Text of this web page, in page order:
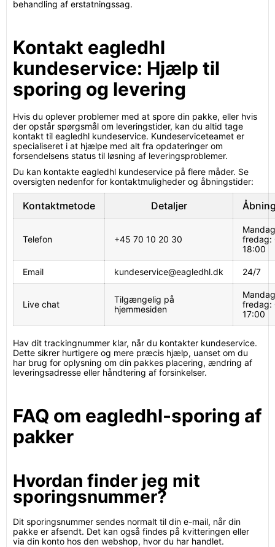
behandling af erstatningssag.
Kontakt eagledhl
kundeservice: Hjælp til
sporing og levering
Hvis du oplever problemer med at spore din pakke, eller hvis
der opstår spørgsmål om leveringstider, kan du altid tage
kontakt til eagledhl kundeservice. Kundeserviceteamet er
specialiseret i at hjælpe med alt fra opdateringer om
forsendelsens status til løsning af leveringsproblemer.
Du kan kontakte eagledhl kundeservice på flere måder. Se
oversigten nedenfor for kontaktmuligheder og åbningstider:
Kontaktmetode Detaljer
Telefon +45 70 10 20 30
fredag:
18:00
Email kundeservice@eagledhl.dk 24/7
Live chat
Tilgængelig på
hjemmesiden
fredag:
17:00
Hav dit trackingnummer klar, når du kontakter kundeservice.
Dette sikrer hurtigere og mere præcis hjælp, uanset om du
har brug for oplysning om din pakkes placering, ændring af
leveringsadresse eller håndtering af forsinkelser.
FAQ om eagledhl-sporing af
pakker
Hvordan finder jeg mit
sporingsnummer?
Dit sporingsnummer sendes normalt til din e-mail, når din
pakke er afsendt. Det kan også findes på kvitteringen eller
via din konto hos den webshop, hvor du har handlet.